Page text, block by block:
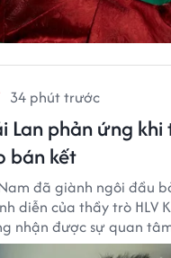
34 phút trước
Lan phản ứng khi
bán kết
đã giành ngôi đầu
diễn của thầy trò HLV
nhận được sự quan